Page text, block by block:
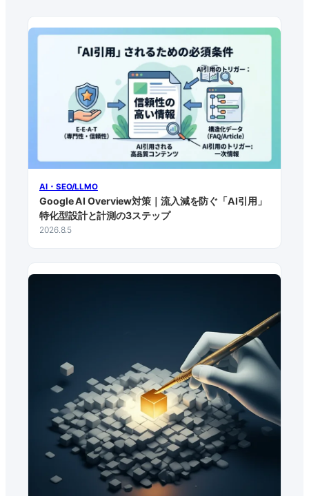
AI・SEO/LLMO
Google AI Overview対策｜流入減を防ぐ「AI引用」
特化型設計と計測の3ステップ
2026.8.5